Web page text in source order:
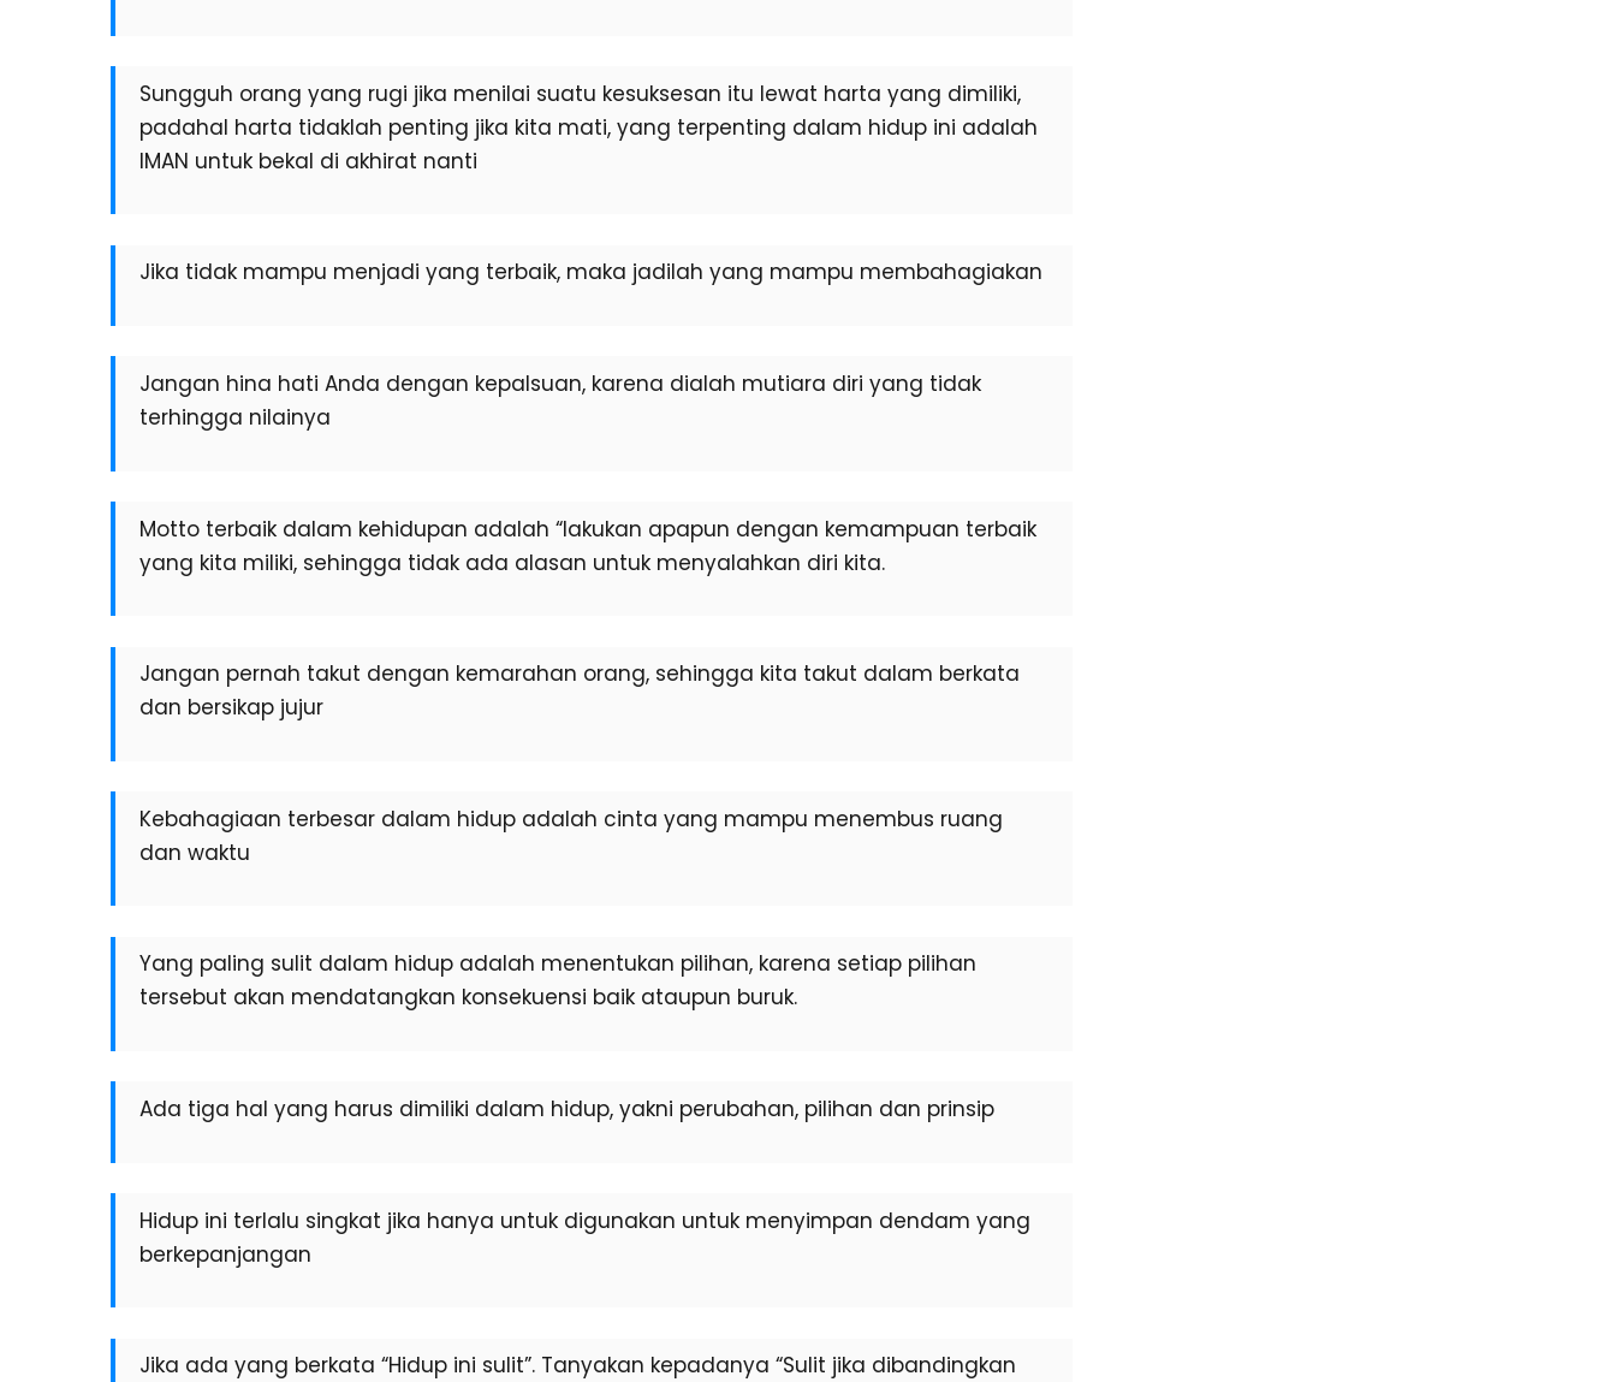
Sungguh orang yang rugi jika menilai suatu kesuksesan itu lewat harta yang dimiliki,
padahal harta tidaklah penting jika kita mati, yang terpenting dalam hidup ini adalah
IMAN untuk bekal di akhirat nanti
Jika tidak mampu menjadi yang terbaik, maka jadilah yang mampu membahagiakan
Jangan hina hati Anda dengan kepalsuan, karena dialah mutiara diri yang tidak
terhingga nilainya
Motto terbaik dalam kehidupan adalah “lakukan apapun dengan kemampuan terbaik
yang kita miliki, sehingga tidak ada alasan untuk menyalahkan diri kita.
Jangan pernah takut dengan kemarahan orang, sehingga kita takut dalam berkata
dan bersikap jujur
Kebahagiaan terbesar dalam hidup adalah cinta yang mampu menembus ruang
dan waktu
Yang paling sulit dalam hidup adalah menentukan pilihan, karena setiap pilihan
tersebut akan mendatangkan konsekuensi baik ataupun buruk.
Ada tiga hal yang harus dimiliki dalam hidup, yakni perubahan, pilihan dan prinsip
Hidup ini terlalu singkat jika hanya untuk digunakan untuk menyimpan dendam yang
berkepanjangan
Jika ada yang berkata “Hidup ini sulit”. Tanyakan kepadanya “Sulit jika dibandingkan